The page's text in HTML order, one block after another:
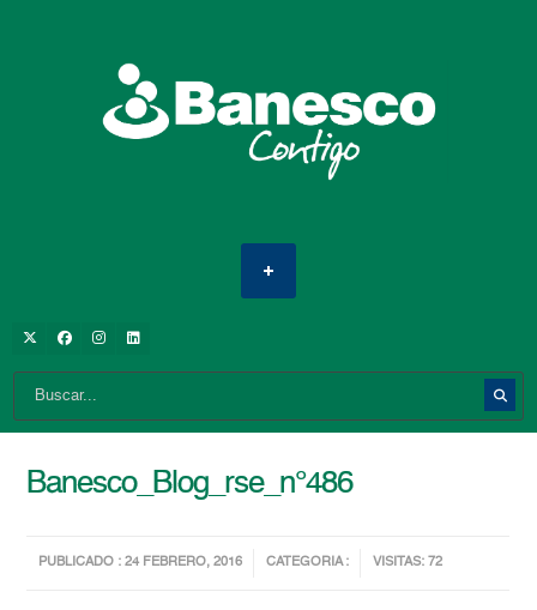
Banesco_Blog_rse_n°486
PUBLICADO : 24 FEBRERO, 2016 CATEGORIA : VISITAS: 72